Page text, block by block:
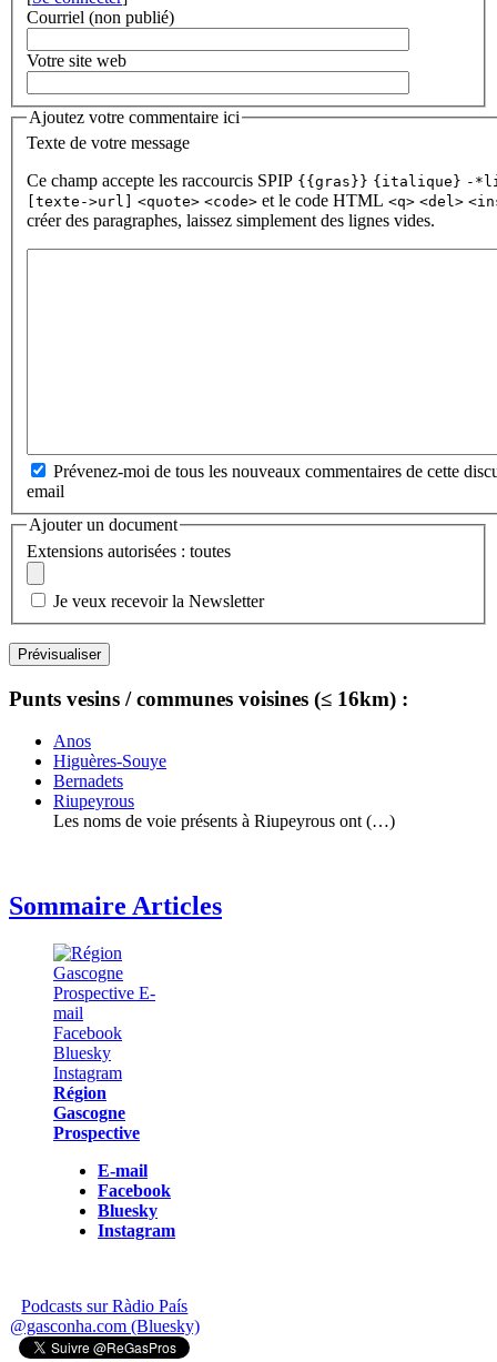
Courriel (non publié)
Votre site web
Ajoutez votre commentaire ici
Texte de votre message
Ce champ accepte les raccourcis SPIP {{gras}} {italique} -
[texte->url]
<quote> <code> et le code HTML <q> <del>
créer des paragraphes, laissez simplement des lignes vides.
Prévenez-moi de tous les nouveaux commentaires de cette
email
Ajouter un document
Extensions autorisées : toutes
Je veux recevoir la Newsletter
Punts vesins / communes voisines (≤ 16km) :
Anos
Higuères-Souye
Bernadets
Riupeyrous
Les noms de voie présents à Riupeyrous ont (…)
Sommaire Articles
Région
Gascogne
Prospective
E-mail
Facebook
Bluesky
Instagram
Podcasts sur Ràdio País
@gasconha.com (Bluesky)